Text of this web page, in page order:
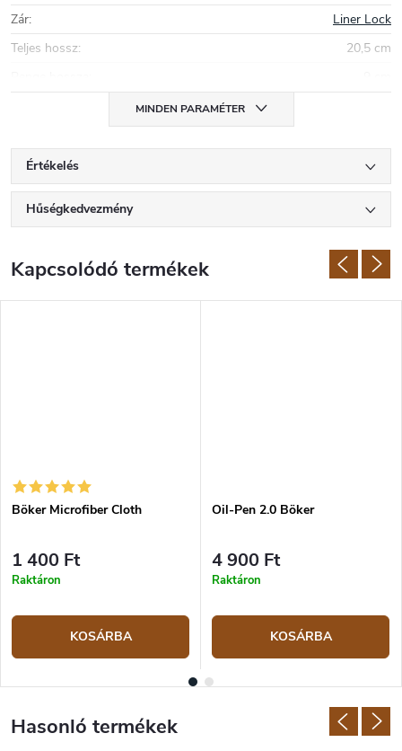
Zár:
Liner Lock
Teljes hossz:
20,5 cm
MINDEN PARAMÉTER
Értékelés
Hűségkedvezmény
Kapcsolódó termékek
Böker Microfiber Cloth
1 400 Ft
Raktáron
KOSÁRBA
Oil-Pen 2.0 Böker
4 900 Ft
Raktáron
KOSÁRBA